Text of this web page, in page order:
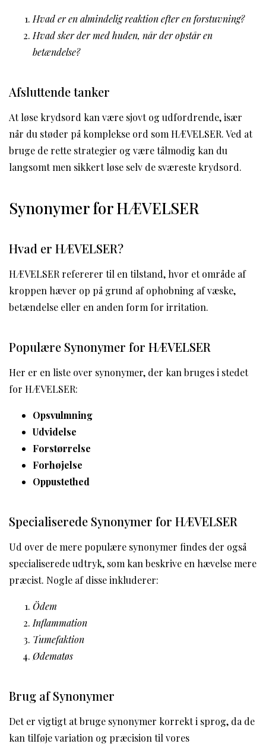
Hvad er en almindelig reaktion efter en forstuvning?
Hvad sker der med huden, når der opstår en
betændelse?
Afsluttende tanker
At løse krydsord kan være sjovt og udfordrende, især
når du støder på komplekse ord som HÆVELSER. Ved at
bruge de rette strategier og være tålmodig kan du
langsomt men sikkert løse selv de sværeste krydsord.
Synonymer for HÆVELSER
Hvad er HÆVELSER?
HÆVELSER refererer til en tilstand, hvor et område af
kroppen hæver op på grund af ophobning af væske,
betændelse eller en anden form for irritation.
Populære Synonymer for HÆVELSER
Her er en liste over synonymer, der kan bruges i stedet
for HÆVELSER:
Opsvulmning
Udvidelse
Forstørrelse
Forhøjelse
Oppustethed
Specialiserede Synonymer for HÆVELSER
Ud over de mere populære synonymer findes der også
specialiserede udtryk, som kan beskrive en hævelse mere
præcist. Nogle af disse inkluderer:
Ödem
Inflammation
Tumefaktion
Ødematøs
Brug af Synonymer
Det er vigtigt at bruge synonymer korrekt i sprog, da de
kan tilføje variation og præcision til vores